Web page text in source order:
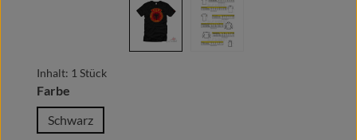
Inhalt: 1 Stück
Farbe
Schwarz